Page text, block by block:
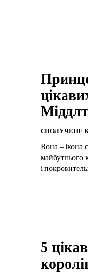
СПОЛУЧЕНЕ
Вона – ікона
майбутнього
і
5